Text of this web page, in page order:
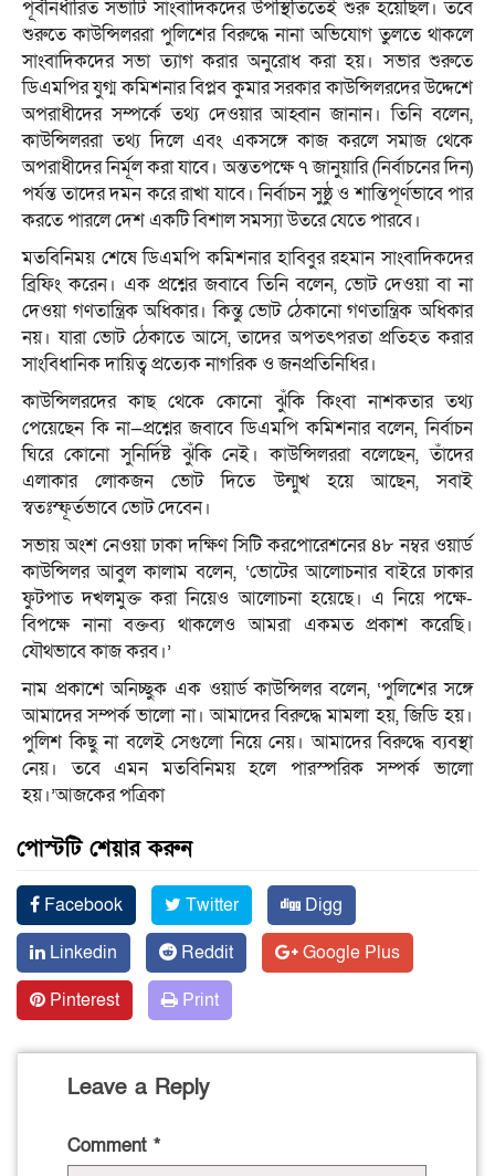
পূর্বনির্ধারিত সভাটি সাংবাদিকদের উপস্থিতিতেই শুরু হয়েছিল। তবে
শুরুতে কাউন্সিলররা পুলিশের বিরুদ্ধে নানা অভিযোগ তুলতে থাকলে
সাংবাদিকদের সভা ত্যাগ করার অনুরোধ করা হয়। সভার শুরুতে
ডিএমপির যুগ্ম কমিশনার বিপ্লব কুমার সরকার কাউন্সিলরদের উদ্দেশে
অপরাধীদের সম্পর্কে তথ্য দেওয়ার আহ্বান জানান। তিনি বলেন,
কাউন্সিলররা তথ্য দিলে এবং একসঙ্গে কাজ করলে সমাজ থেকে
অপরাধীদের নির্মূল করা যাবে। অন্ততপক্ষে ৭ জানুয়ারি (নির্বাচনের দিন)
পর্যন্ত তাদের দমন করে রাখা যাবে। নির্বাচন সুষ্ঠু ও শান্তিপূর্ণভাবে পার
করতে পারলে দেশ একটি বিশাল সমস্যা উতরে যেতে পারবে।
মতবিনিময় শেষে ডিএমপি কমিশনার হাবিবুর রহমান সাংবাদিকদের
ব্রিফিং করেন। এক প্রশ্নের জবাবে তিনি বলেন, ভোট দেওয়া বা না
দেওয়া গণতান্ত্রিক অধিকার। কিন্তু ভোট ঠেকানো গণতান্ত্রিক অধিকার
নয়। যারা ভোট ঠেকাতে আসে, তাদের অপতৎপরতা প্রতিহত করার
সাংবিধানিক দায়িত্ব প্রত্যেক নাগরিক ও জনপ্রতিনিধির।
কাউন্সিলরদের কাছ থেকে কোনো ঝুঁকি কিংবা নাশকতার তথ্য
পেয়েছেন কি না—প্রশ্নের জবাবে ডিএমপি কমিশনার বলেন, নির্বাচন
ঘিরে কোনো সুনির্দিষ্ট ঝুঁকি নেই। কাউন্সিলররা বলেছেন, তাঁদের
এলাকার লোকজন ভোট দিতে উন্মুখ হয়ে আছেন, সবাই
স্বতঃস্ফূর্তভাবে ভোট দেবেন।
সভায় অংশ নেওয়া ঢাকা দক্ষিণ সিটি করপোরেশনের ৪৮ নম্বর ওয়ার্ড
কাউন্সিলর আবুল কালাম বলেন, ‘ভোটের আলোচনার বাইরে ঢাকার
ফুটপাত দখলমুক্ত করা নিয়েও আলোচনা হয়েছে। এ নিয়ে পক্ষে-
বিপক্ষে নানা বক্তব্য থাকলেও আমরা একমত প্রকাশ করেছি।
যৌথভাবে কাজ করব।’
নাম প্রকাশে অনিচ্ছুক এক ওয়ার্ড কাউন্সিলর বলেন, ‘পুলিশের সঙ্গে
আমাদের সম্পর্ক ভালো না। আমাদের বিরুদ্ধে মামলা হয়, জিডি হয়।
পুলিশ কিছু না বলেই সেগুলো নিয়ে নেয়। আমাদের বিরুদ্ধে ব্যবস্থা
নেয়। তবে এমন মতবিনিময় হলে পারস্পরিক সম্পর্ক ভালো
হয়।’আজকের পত্রিকা
পোস্টটি শেয়ার করুন
Facebook Twitter
Digg
Linkedin
Reddit
Google Plus
Pinterest
Print
Leave a Reply
Comment *